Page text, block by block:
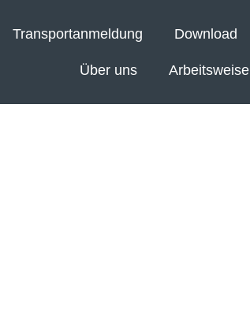
Transportanmeldung Download
Über uns Arbeitsweise